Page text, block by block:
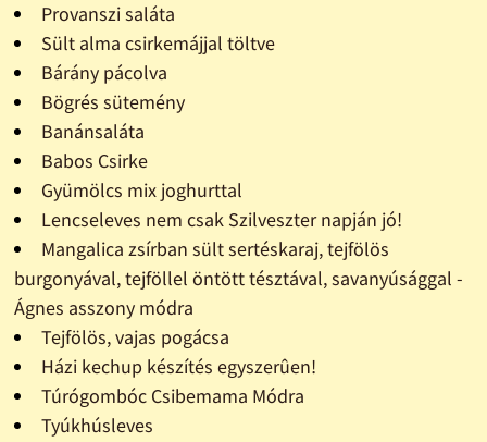
Provanszi saláta
Sült alma csirkemájjal töltve
Bárány pácolva
Bögrés sütemény
Banánsaláta
Babos Csirke
Gyümölcs mix joghurttal
Lencseleves nem csak Szilveszter napján jó!
Mangalica zsírban sült sertéskaraj, tejfölös
burgonyával, tejföllel öntött tésztával, savanyúsággal -
Ágnes asszony módra
Tejfölös, vajas pogácsa
Házi kechup készítés egyszerûen!
Túrógombóc Csibemama Módra
Tyúkhúsleves